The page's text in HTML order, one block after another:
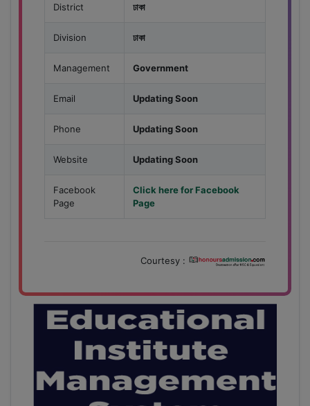
District ঢাকা
Division ঢাকা
Management Government
Email Updating Soon
Phone Updating Soon
Website Updating Soon
Facebook
Page
Click here for Facebook
Page
Courtesy :
বাজেটের মধ্যে প্রাইভেট ইউনিভার্সিটিতে অনার্স পড়ার সুযোগ।